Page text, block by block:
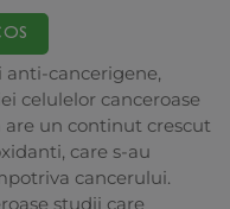
cancerigene,
celulelor canceroase
are un continut crescut
care s-au
cancerului.
studii care